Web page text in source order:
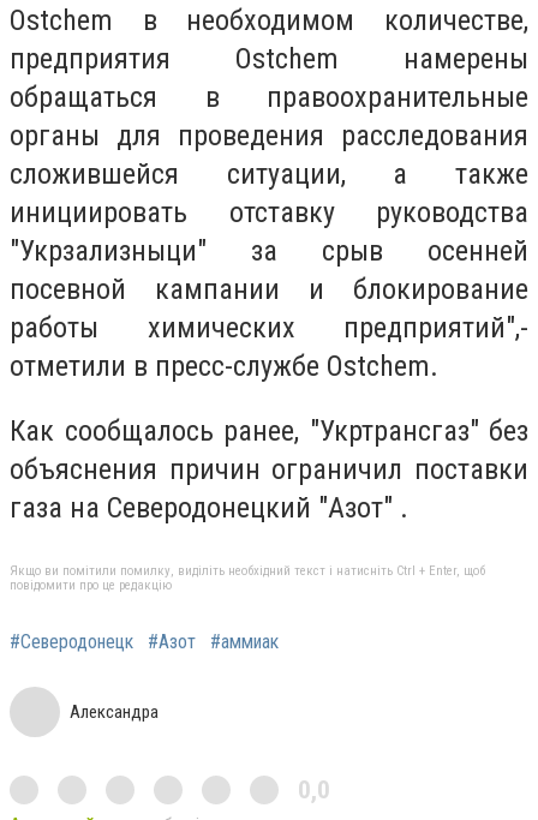
Ostchem в необходимом количестве,
предприятия Ostchem намерены
обращаться в правоохранительные
органы для проведения расследования
сложившейся ситуации, а также
инициировать отставку руководства
"Укрзализныци" за срыв осенней
посевной кампании и блокирование
работы химических предприятий",-
отметили в пресс-службе Ostchem.
Как сообщалось ранее, "Укртрансгаз" без
объяснения причин ограничил поставки
газа на Северодонецкий "Азот" .
Якщо ви помітили помилку, виділіть необхідний текст і натисніть Ctrl + Enter, щоб
повідомити про це редакцію
#Северодонецк #Азот #аммиак
Александра
0,0